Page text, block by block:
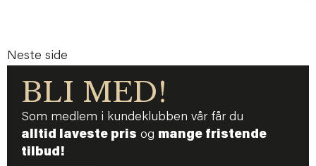
Neste side
BLI MED!
Som medlem i kundeklubben vår får du
alltid laveste pris og mange fristende
tilbud!